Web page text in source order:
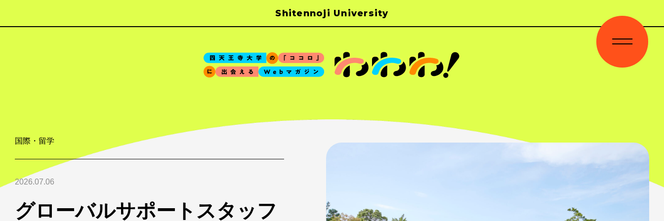
Shitennoji University
国際・留学
2026.07.06
グローバルサポートスタッフ